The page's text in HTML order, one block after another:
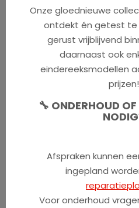
persoonsgegevens op de
verklaart u kennis te
Policy en gaat u er
alsook met de verwerking
1.1. ONDERNEMING leeft de
bescherming van de
opzichte van de verwerking
alsook de anti-
Wetboek Economisch
elektronische economie”.
Onze gloednieuwe
ontdekt én getest te
gerust vrijblijvend
daarnaast ook
eindereeksmodellen
prijzen!
🔧 ONDERHOUD
Afspraken kunnen
ingepland
Voor onderhoud